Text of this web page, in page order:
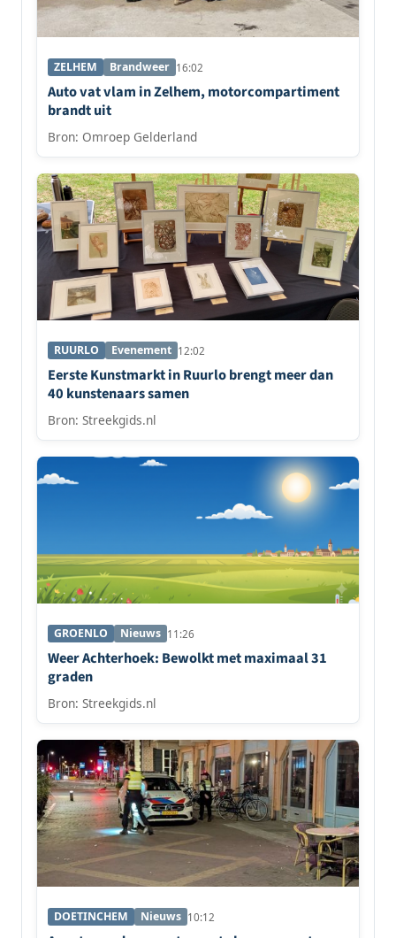
ZELHEM Brandweer 16:02
Auto vat vlam in Zelhem, motorcompartiment
brandt uit
Bron: Omroep Gelderland
RUURLO Evenement 12:02
Eerste Kunstmarkt in Ruurlo brengt meer dan
40 kunstenaars samen
Bron: Streekgids.nl
GROENLO Nieuws 11:26
Weer Achterhoek: Bewolkt met maximaal 31
graden
Bron: Streekgids.nl
DOETINCHEM Nieuws 10:12